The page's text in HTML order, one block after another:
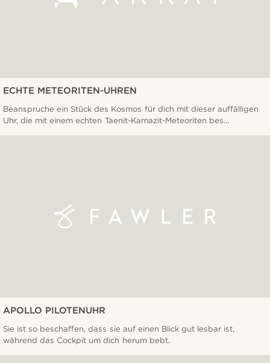
ECHTE METEORITEN-UHREN
Beanspruche ein Stück des Kosmos für dich mit dieser auffälligen
Uhr, die mit einem echten Taenit-Kamazit-Meteoriten bes...
APOLLO PILOTENUHR
Sie ist so beschaffen, dass sie auf einen Blick gut lesbar ist,
während das Cockpit um dich herum bebt.